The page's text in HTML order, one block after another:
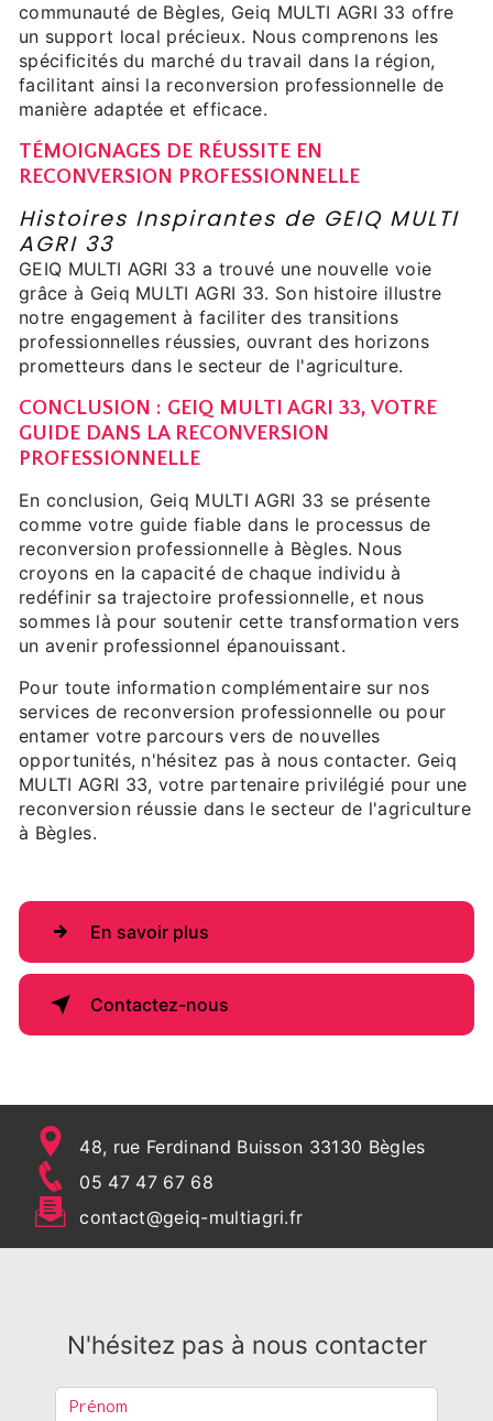
communauté de Bègles, Geiq MULTI AGRI 33 offre
un support local précieux. Nous comprenons les
spécificités du marché du travail dans la région,
facilitant ainsi la reconversion professionnelle de
manière adaptée et efficace.
TÉMOIGNAGES DE RÉUSSITE EN
RECONVERSION PROFESSIONNELLE
Histoires Inspirantes de GEIQ MULTI
AGRI 33
GEIQ MULTI AGRI 33 a trouvé une nouvelle voie
grâce à Geiq MULTI AGRI 33. Son histoire illustre
notre engagement à faciliter des transitions
professionnelles réussies, ouvrant des horizons
prometteurs dans le secteur de l'agriculture.
CONCLUSION : GEIQ MULTI AGRI 33, VOTRE
GUIDE DANS LA RECONVERSION
PROFESSIONNELLE
En conclusion, Geiq MULTI AGRI 33 se présente
comme votre guide fiable dans le processus de
reconversion professionnelle à Bègles. Nous
croyons en la capacité de chaque individu à
redéfinir sa trajectoire professionnelle, et nous
sommes là pour soutenir cette transformation vers
un avenir professionnel épanouissant.
Pour toute information complémentaire sur nos
services de reconversion professionnelle ou pour
entamer votre parcours vers de nouvelles
opportunités, n'hésitez pas à nous contacter. Geiq
MULTI AGRI 33, votre partenaire privilégié pour une
reconversion réussie dans le secteur de l'agriculture
à Bègles.
En savoir plus
Contactez-nous
48, rue Ferdinand Buisson 33130 Bègles
05 47 47 67 68
contact@geiq-multiagri.fr
N'hésitez pas à nous contacter